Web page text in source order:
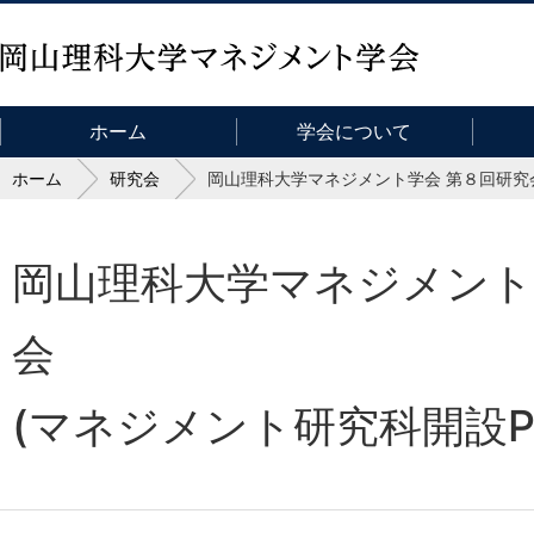
ホーム 学会について
ホーム 研究会 岡山理科大学マネジメント学会 第８回研
岡山理科大学マネジメン
会
(マネジメント研究科開設